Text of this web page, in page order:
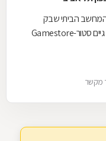
הביתי שבק
חיים? מעבדת התיקונים של גיים סטור-Gamestore
מקשר